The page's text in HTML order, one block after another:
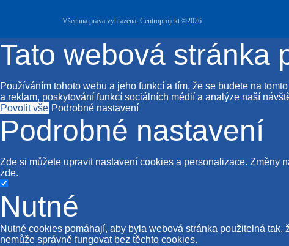
Všechna práva vyhrazena. Centroprojekt ©2026
Tato webová stránka
Používáním tohoto webu a jeho funkcí a tím, že se budete na
a reklam, poskytování funkcí sociálních médií a analýze naší
Povolit vše Podrobné nastavení
Podrobné nastavení
Zde si můžete upravit nastavení cookies a personalizace. Změny
zde.
Nutné
Nutné cookies pomáhají, aby byla webová stránka použitelná
nemůže správně fungovat bez těchto cookies.